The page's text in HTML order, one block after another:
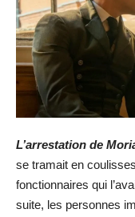
L’arrestation de
se tramait en
fonctionnaires qui
suite, les personnes